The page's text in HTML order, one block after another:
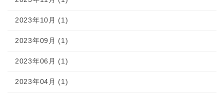
2023年10月 (1)
2023年09月 (1)
2023年06月 (1)
2023年04月 (1)